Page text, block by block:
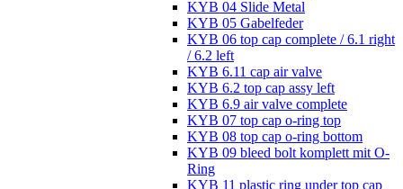
KYB 04 Slide Metal
KYB 05 Gabelfeder
KYB 06 top cap complete / 6.1 right
/ 6.2 left
KYB 6.11 cap air valve
KYB 6.2 top cap assy left
KYB 6.9 air valve complete
KYB 07 top cap o-ring top
KYB 08 top cap o-ring bottom
KYB 09 bleed bolt komplett mit O-
Ring
KYB 11 plastic ring under top cap